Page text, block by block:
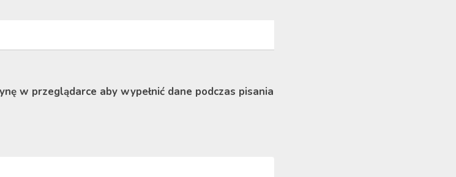
w przeglądarce aby wypełnić dane podczas pisania